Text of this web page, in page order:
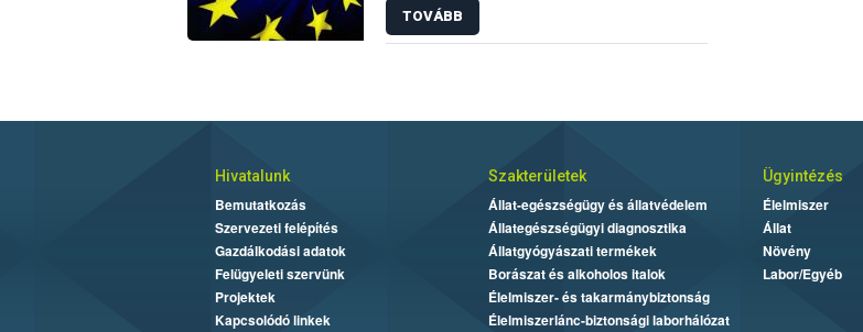
TOVÁBB
Hivatalunk
Bemutatkozás
Szervezeti felépítés
Gazdálkodási adatok
Felügyeleti szervünk
Projektek
Kapcsolódó linkek
Szakterületek
Állat-egészségügy és állatvédelem
Állategészségügyi diagnosztika
Állatgyógyászati termékek
Borászat és alkoholos italok
Élelmiszer- és takarmánybiztonság
Élelmiszerlánc-biztonsági laborhálózat
Ügyintézés
Élelmiszer
Állat
Növény
Labor/Egyéb